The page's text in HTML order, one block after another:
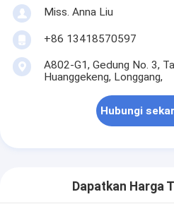
Miss. Anna Liu
+86 13418570597
A802-G1, Gedung No. 3,
Huanggekeng, Longgang,
Hubungi
Dapatkan Harga